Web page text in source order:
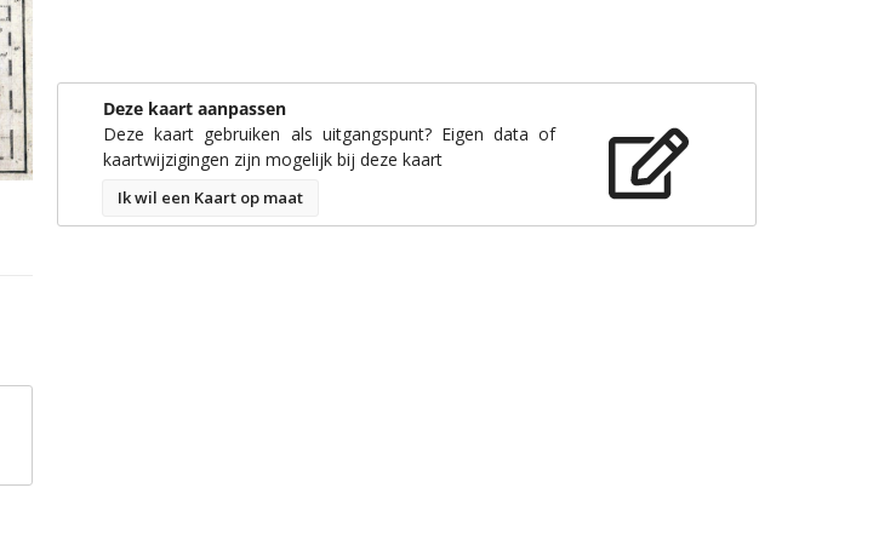
Deze kaart aanpassen
Deze kaart gebruiken als uitgangspunt? Eigen data of
kaartwijzigingen zijn mogelijk bij deze kaart
Ik wil een Kaart op maat